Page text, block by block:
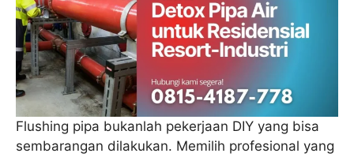
Flushing pipa bukanlah pekerjaan DIY yang bisa
sembarangan dilakukan. Memilih profesional yang